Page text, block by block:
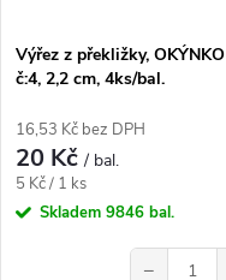
Výřez z překližky, OKÝNKO
č:4, 2,2 cm, 4ks/bal.
16,53 Kč bez DPH
20 Kč/ bal.
Měrná
cena:
5 Kč / 1 ks
Skladem 9846 bal.
−